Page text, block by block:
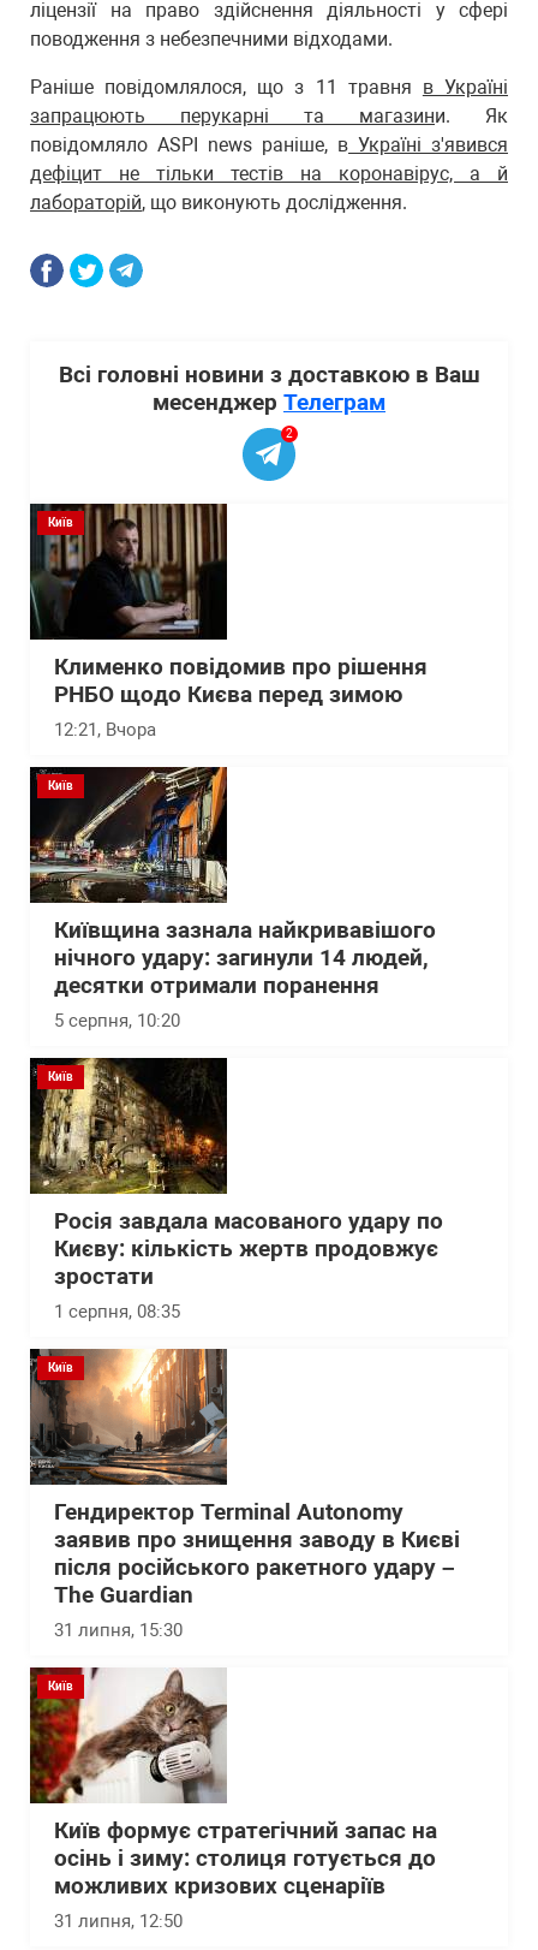
ліцензії на право здійснення діяльності у сфері
поводження з небезпечними відходами.
Раніше повідомлялося, що з 11 травня в Україні
запрацюють перукарні та магазини. Як
повідомляло ASPI news раніше, в Україні з'явився
дефіцит не тільки тестів на коронавірус, а й
лабораторій, що виконують дослідження.
Всі головні новини з доставкою в Ваш
месенджер Телеграм
2
Київ
Клименко повідомив про рішення
РНБО щодо Києва перед зимою
12:21, Вчора
Київ
Київщина зазнала найкривавішого
нічного удару: загинули 14 людей,
десятки отримали поранення
5 серпня, 10:20
Київ
Росія завдала масованого удару по
Києву: кількість жертв продовжує
зростати
1 серпня, 08:35
Київ
Гендиректор Terminal Autonomy
заявив про знищення заводу в Києві
після російського ракетного удару –
The Guardian
31 липня, 15:30
Київ
Київ формує стратегічний запас на
осінь і зиму: столиця готується до
можливих кризових сценаріїв
31 липня, 12:50